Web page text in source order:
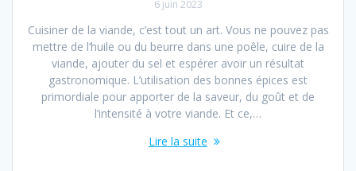
6 juin 2023
Cuisiner de la viande, c’est tout un art. Vous ne pouvez pas
mettre de l’huile ou du beurre dans une poêle, cuire de la
viande, ajouter du sel et espérer avoir un résultat
gastronomique. L’utilisation des bonnes épices est
primordiale pour apporter de la saveur, du goût et de
l’intensité à votre viande. Et ce,…
Lire la suite